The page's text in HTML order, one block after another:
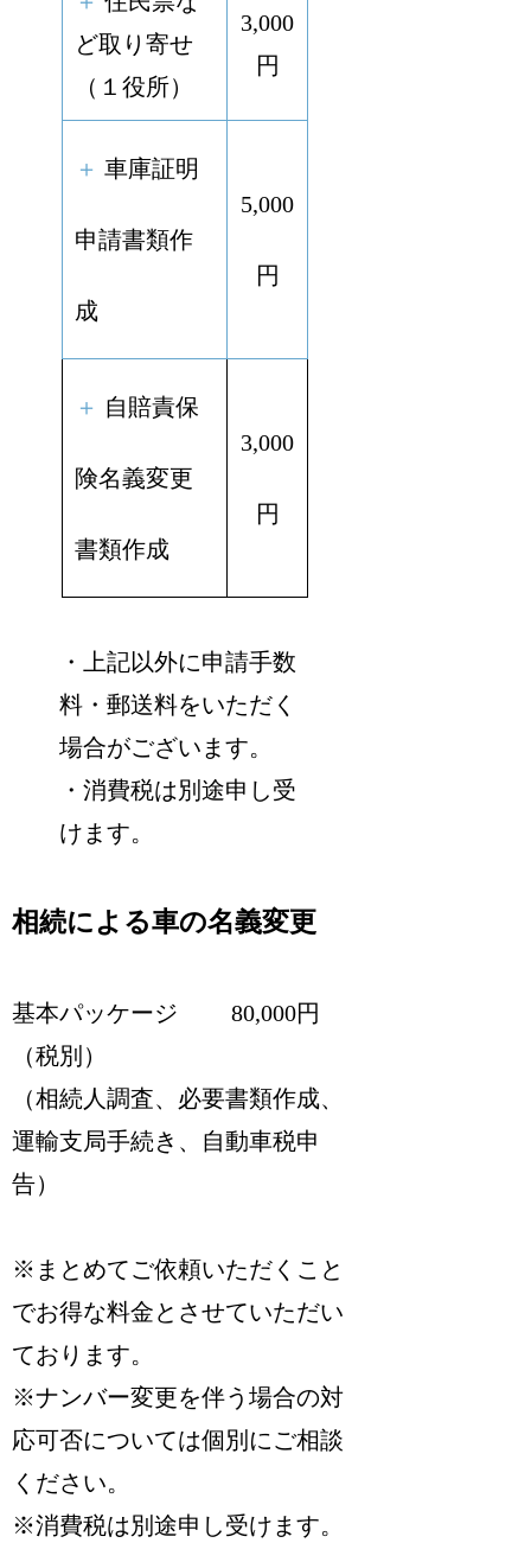
ど取り寄せ
（１役所）
3,000
円
＋ 車庫証明
申請書類作
成
5,000
円
＋ 自賠責保
険名義変更
書類作成
3,000
円
・上記以外に申請手数
料・郵送料をいただく
場合がございます。
・消費税は別途申し受
けます。
相続による車の名義変更
基本パッケージ 80,000円
（税別）
（相続人調査、必要書類作成、
運輸支局手続き、自動車税申
告）
※まとめてご依頼いただくこと
でお得な料金とさせていただい
ております。
※ナンバー変更を伴う場合の対
応可否については個別にご相談
ください。
※消費税は別途申し受けます。